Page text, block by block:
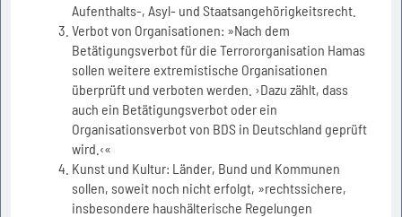
Aufenthalts-, Asyl- und Staatsangehörigkeitsrecht.
Verbot von Organisationen: »Nach dem
Betätigungsverbot für die Terrororganisation Hamas
sollen weitere extremistische Organisationen
überprüft und verboten werden. ›Dazu zählt, dass
auch ein Betätigungsverbot oder ein
Organisationsverbot von BDS in Deutschland geprüft
wird.‹«
Kunst und Kultur: Länder, Bund und Kommunen
sollen, soweit noch nicht erfolgt, »rechtssichere,
insbesondere haushälterische Regelungen